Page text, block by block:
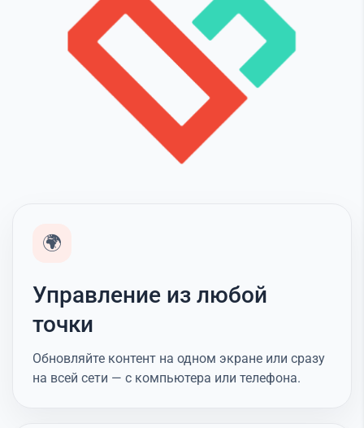
🌍
Управление из любой
точки
Обновляйте контент на одном экране или сразу
на всей сети — с компьютера или телефона.